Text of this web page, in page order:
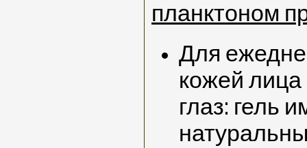
планктоном
Для
кожей лица
глаз: гель